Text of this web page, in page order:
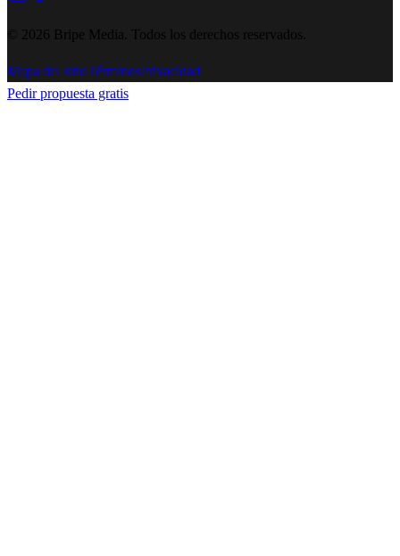
© 2026 Bripe Media. Todos los derechos reservados
Mapa del sitioTérminosPrivacidad
Pedir propuesta gratis